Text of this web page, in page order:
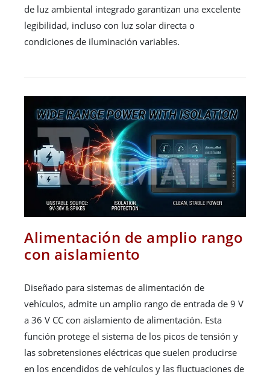
de luz ambiental integrado garantizan una excelente
legibilidad, incluso con luz solar directa o
condiciones de iluminación variables.
Alimentación de amplio rango
con aislamiento
Diseñado para sistemas de alimentación de
vehículos, admite un amplio rango de entrada de 9 V
a 36 V CC con aislamiento de alimentación. Esta
función protege el sistema de los picos de tensión y
las sobretensiones eléctricas que suelen producirse
en los encendidos de vehículos y las fluctuaciones de